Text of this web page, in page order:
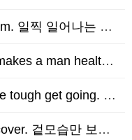
는 새가 벌레를 잡는…
a man healthy…
get going. 상황…
습만 보고 책을 판단…